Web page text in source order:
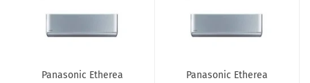
Panasonic Etherea
Panasonic Etherea